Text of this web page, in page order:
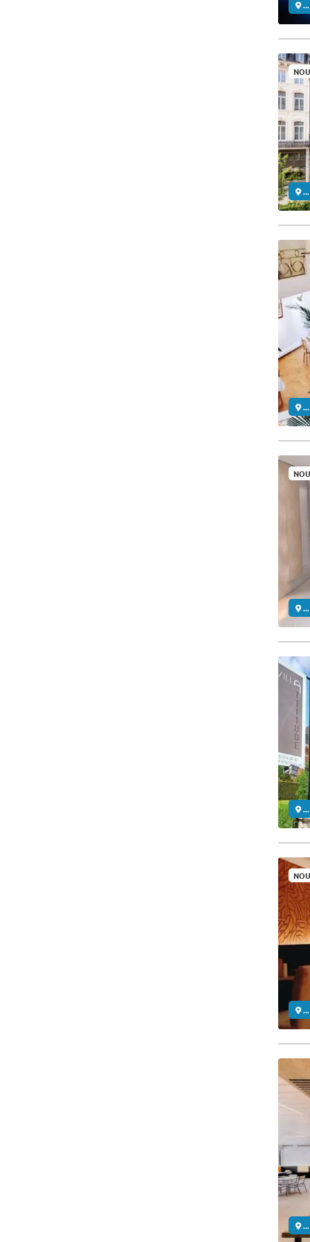
...
...
...
...
...
...
...